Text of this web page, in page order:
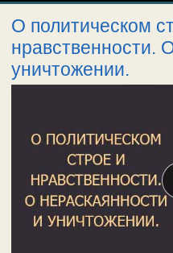
О политическом
нравственности.
уничтожении.